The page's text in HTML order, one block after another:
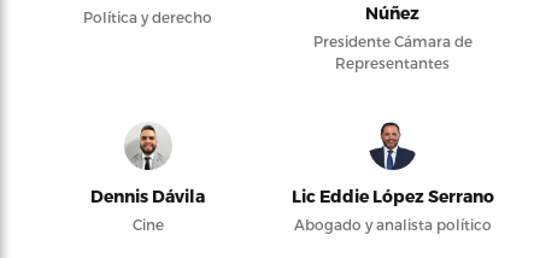
Política y derecho
Núñez
Presidente Cámara de
Representantes
Dennis Dávila
Cine
Lic Eddie López Serrano
Abogado y analista político